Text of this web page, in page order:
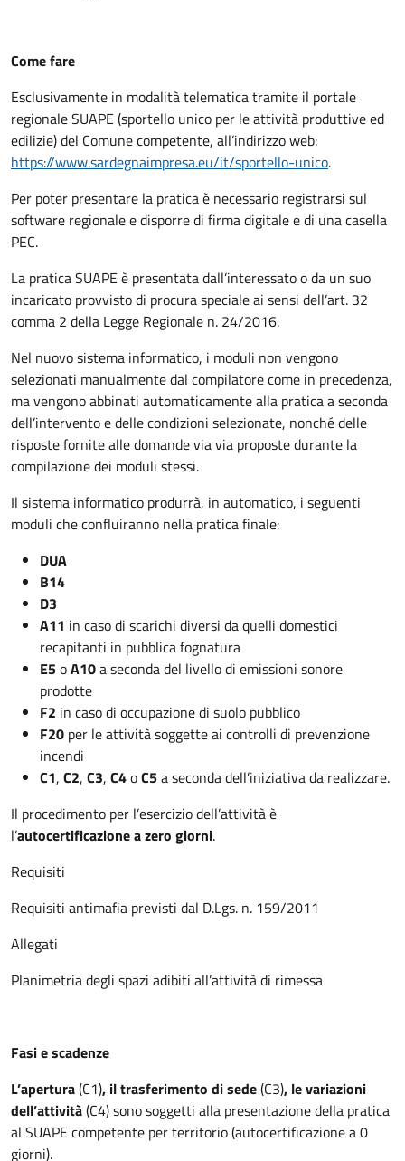
Come fare
Esclusivamente in modalità telematica tramite il portale
regionale SUAPE (sportello unico per le attività produttive ed
edilizie) del Comune competente, all’indirizzo web:
https://www.sardegnaimpresa.eu/it/sportello-unico.
Per poter presentare la pratica è necessario registrarsi sul
software regionale e disporre di firma digitale e di una casella
PEC.
La pratica SUAPE è presentata dall’interessato o da un suo
incaricato provvisto di procura speciale ai sensi dell’art. 32
comma 2 della Legge Regionale n. 24/2016.
Nel nuovo sistema informatico, i moduli non vengono
selezionati manualmente dal compilatore come in precedenza,
ma vengono abbinati automaticamente alla pratica a seconda
dell’intervento e delle condizioni selezionate, nonché delle
risposte fornite alle domande via via proposte durante la
compilazione dei moduli stessi.
Il sistema informatico produrrà, in automatico, i seguenti
moduli che confluiranno nella pratica finale:
DUA
B14
D3
A11 in caso di scarichi diversi da quelli domestici
recapitanti in pubblica fognatura
E5oA10a seconda del livello di emissioni sonore
prodotte
F2 in caso di occupazione di suolo pubblico
F20 per le attività soggette ai controlli di prevenzione
incendi
C1, C2, C3, C4oC5a seconda dell’iniziativa da realizzare.
Il procedimento per l’esercizio dell’attività è
l’autocertificazione a zero giorni.
Requisiti
Requisiti antimafia previsti dal D.Lgs. n. 159/2011
Allegati
Planimetria degli spazi adibiti all’attività di rimessa
Fasi e scadenze
L’apertura(C1), il trasferimento di sede(C3), le variazioni
dell’attività(C4) sono soggetti alla presentazione della pratica
al SUAPE competente per territorio (autocertificazione a 0
giorni).